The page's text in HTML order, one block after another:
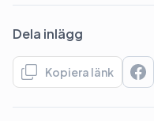
Dela inlägg
Kopiera länk